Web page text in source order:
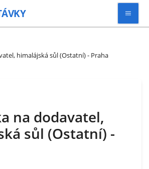
Zaregistrovat se
himalájská sůl (Ostatní) - Praha
na dodavatel,
sůl (Ostatní) -